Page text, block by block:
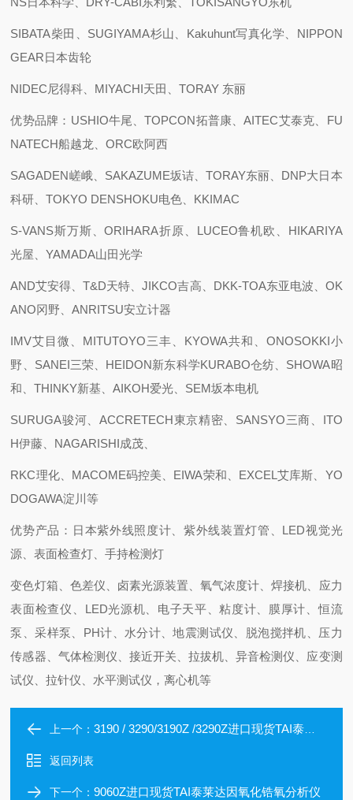
SIBATA柴田、SUGIYAMA杉山、Kakuhunt写真化学、NIPPON
GEAR日本齿轮
NIDEC尼得科、MIYACHI天田、TORAY 东丽
优势品牌：USHIO牛尾、TOPCON拓普康、AITEC艾泰克、FU
NATECH船越龙、ORC欧阿西
SAGADEN嵯峨、SAKAZUME坂诘、TORAY东丽、DNP大日本
科研、TOKYO DENSHOKU电色、KKIMAC
S-VANS斯万斯、ORIHARA折原、LUCEO鲁机欧、HIKARIYA
光屋、YAMADA山田光学
AND艾安得、T&D天特、JIKCO吉高、DKK-TOA东亚电波、OK
ANO冈野、ANRITSU安立计器
IMV艾目微、MITUTOYO三丰、KYOWA共和、ONOSOKKI小
野、SANEI三荣、HEIDON新东科学KURABO仓纺、SHOWA昭
和、THINKY新基、AIKOH爱光、SEM坂本电机
SURUGA骏河、ACCRETECH東京精密、SANSYO三商、ITO
H伊藤、NAGARISHI成茂、
RKC理化、MACOME码控美、EIWA荣和、EXCEL艾库斯、YO
DOGAWA淀川等
优势产品：日本紫外线照度计、紫外线装置灯管、LED视觉光
源、表面检查灯、手持检测灯
变色灯箱、色差仪、卤素光源装置、氧气浓度计、焊接机、应力
表面检查仪、LED光源机、电子天平、粘度计、膜厚计、恒流
泵、采样泵、PH计、水分计、地震测试仪、脱泡搅拌机、压力
传感器、气体检测仪、接近开关、拉拔机、异音检测仪、应变测
试仪、拉针仪、水平测试仪，离心机等
上一个：3190 / 3290/3190Z /3290Z进口现货TAI泰莱达因氧气控制器
返回列表
下一个：9060Z进口现货TAI泰莱达因氧化锆氧分析仪